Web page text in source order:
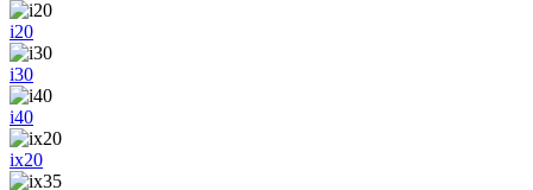
i20
i30
i40
ix20